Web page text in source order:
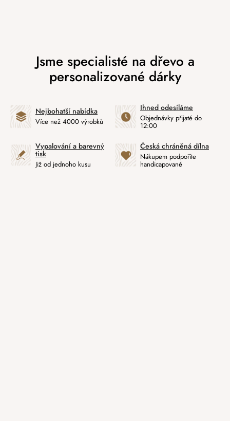
Nejbohatší nabídka
Více než 4000 výrobků
Ihned odesíláme
Objednávky přijaté do
12:00
Vypalování a barevný
tisk
Již od jednoho kusu
Česká chráněná dílna
Nákupem podpoříte
handicapované